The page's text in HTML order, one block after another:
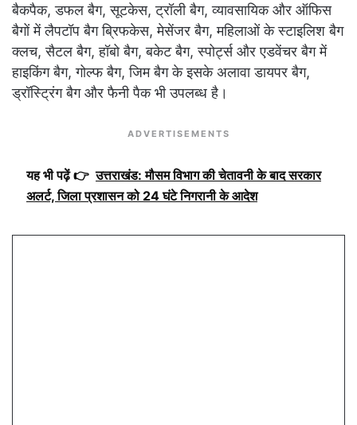
बैकपैक, डफल बैग, सूटकेस, ट्रॉली बैग, व्यावसायिक और ऑफिस
बैगों में लैपटॉप बैग ब्रिफकेस, मेसेंजर बैग, महिलाओं के स्टाइलिश बैग
क्लच, सैटल बैग, हॉबो बैग, बकेट बैग, स्पोर्ट्स और एडवेंचर बैग में
हाइकिंग बैग, गोल्फ बैग, जिम बैग के इसके अलावा डायपर बैग,
ड्रॉस्ट्रिंग बैग और फैनी पैक भी उपलब्ध है।
ADVERTISEMENTS
यह भी पढ़ें 👉 उत्तराखंड: मौसम विभाग की चेतावनी के बाद सरकार
अलर्ट, जिला प्रशासन को 24 घंटे निगरानी के आदेश